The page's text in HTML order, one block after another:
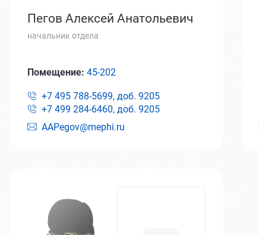
Пегов Алексей Анатольевич
начальник отдела
AAPegov@mephi.ru
Помещение: 45-202
+7 495 788-5699, доб. 9205
+7 499 284-6460, доб. 9205